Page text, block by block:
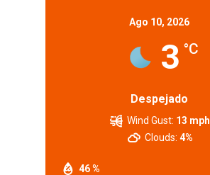
Ago 10, 2026
3 °C
Despejado
46 %
Wind Gust: 13 mph
Clouds: 4%